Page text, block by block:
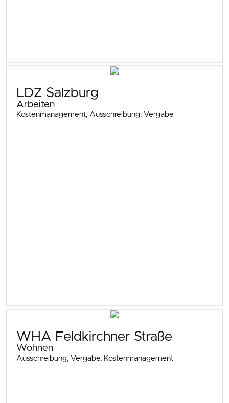
LDZ Salzburg
Arbeiten
Kostenmanagement, Ausschreibung, Vergabe
WHA Feldkirchner Straße
Wohnen
Ausschreibung, Vergabe, Kostenmanagement